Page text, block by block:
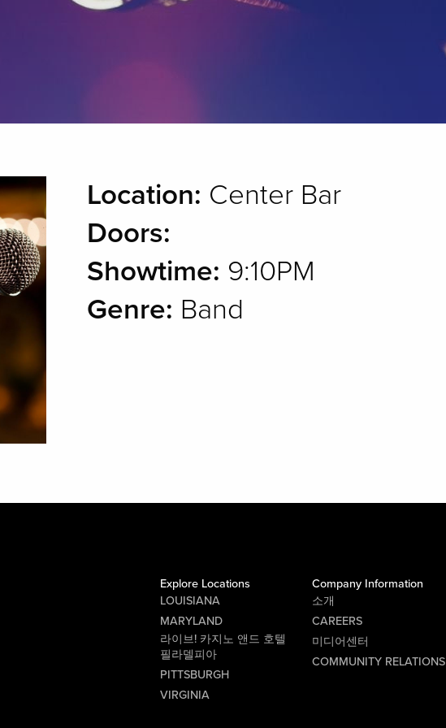
Location: Center Bar
Doors:
Showtime: 9:10PM
Genre: Band
Explore Locations
LOUISIANA
MARYLAND
라이브! 카지노 앤드 호텔
필라델피아
PITTSBURGH
VIRGINIA
Company Information
소개
CAREERS
미디어센터
COMMUNITY RELATIONS